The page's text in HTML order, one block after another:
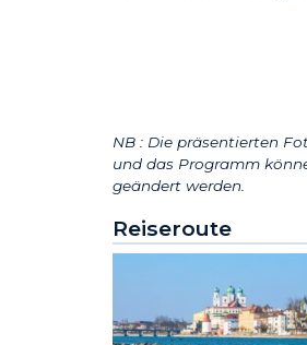
NB : Die präsentierten
und das Programm
geändert werden.
Reiseroute